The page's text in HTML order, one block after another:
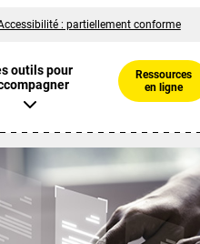
: partiellement conforme
outils pour
Ressources
en ligne